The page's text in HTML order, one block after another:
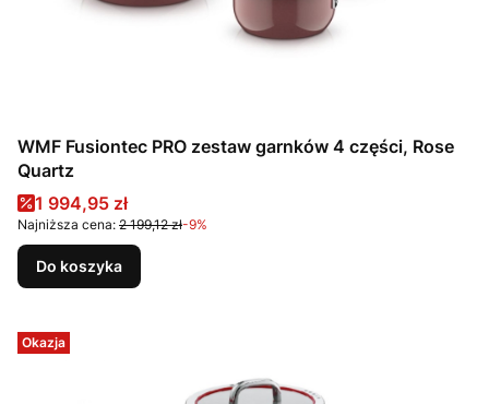
WMF Fusiontec PRO zestaw garnków 4 części, Rose
Quartz
Cena promocyjna
1 994,95 zł
Najniższa cena: 2 199,12 zł-9%
Do koszyka
Okazja